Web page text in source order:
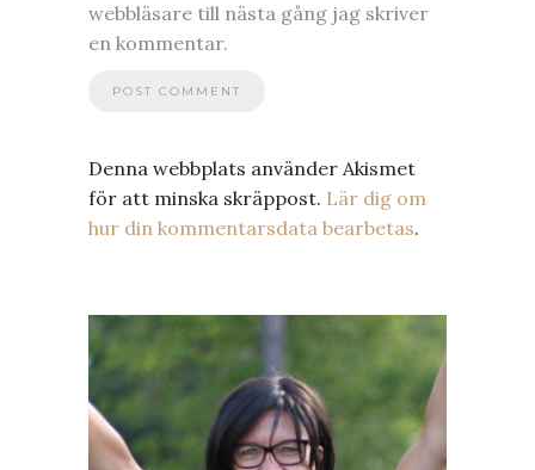
webbläsare till nästa gång jag skriver
en kommentar.
Denna webbplats använder Akismet
för att minska skräppost. Lär dig om
hur din kommentarsdata bearbetas.